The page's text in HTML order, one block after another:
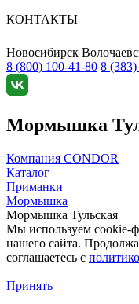
КОНТАКТЫ
Новосибирск
8 (800) 100-41-80 8
Мормышка
Компания CONDOR
Каталог
Приманки
Мормышка
Мормышка Тульская
Мы используем cookie-
нашего сайта.
соглашаетесь c
Принять